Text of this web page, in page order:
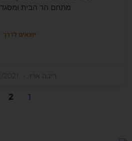
מתחם הר הבית
יוצאים לדרך
1
2